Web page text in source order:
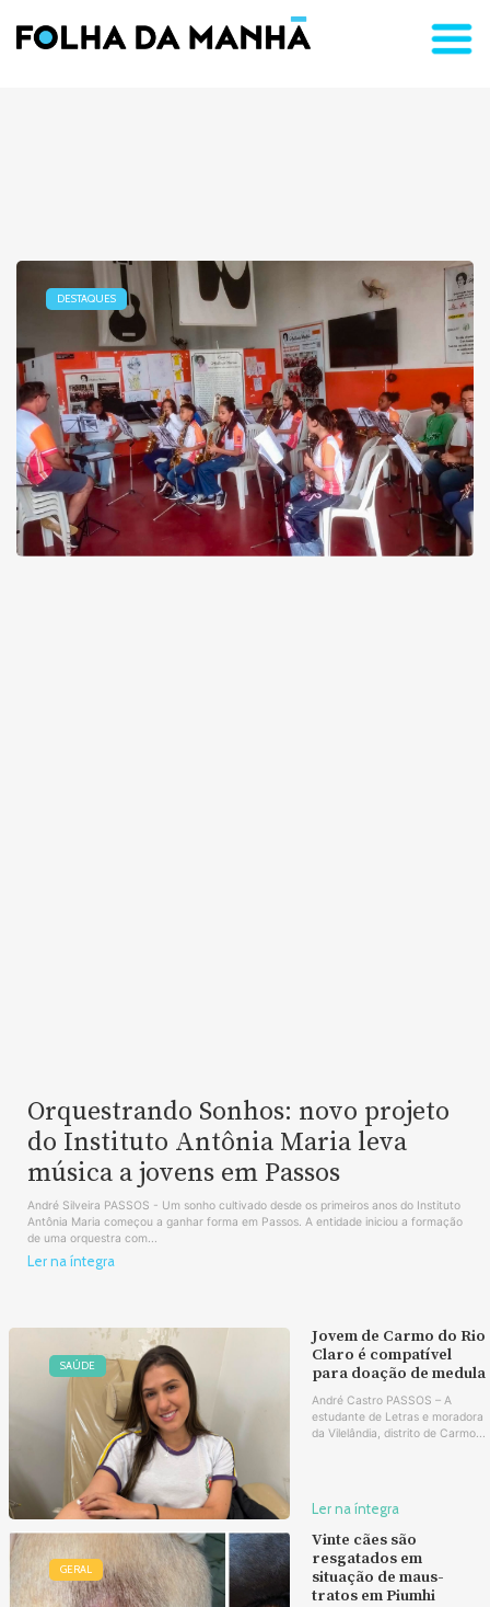
DESTAQUES
Orquestrando Sonhos: novo projeto
do Instituto Antônia Maria leva
música a jovens em Passos
André Silveira PASSOS - Um sonho cultivado desde os primeiros anos do Instituto
Antônia Maria começou a ganhar forma em Passos. A entidade iniciou a formação
de uma orquestra com...
Ler na íntegra
SAÚDE
Jovem de Carmo do Rio
Claro é compatível
para doação de medula
André Castro PASSOS – A
estudante de Letras e moradora
da Vilelândia, distrito de Carmo...
Ler na íntegra
GERAL
Vinte cães são
resgatados em
situação de maus-
tratos em Piumhi